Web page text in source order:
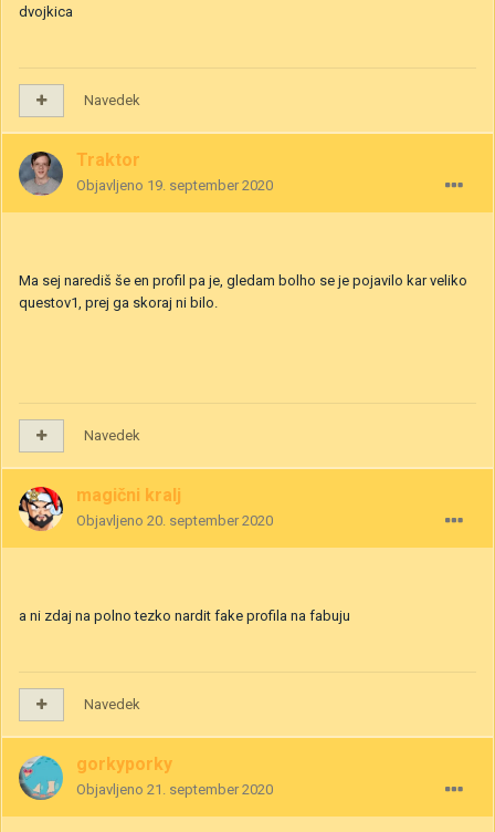
dvojkica
Navedek
Traktor
Objavljeno 19. september 2020
Ma sej narediš še en profil pa je, gledam bolho se je pojavilo kar veliko
questov1, prej ga skoraj ni bilo.
Navedek
magični kralj
Objavljeno 20. september 2020
a ni zdaj na polno tezko nardit fake profila na fabuju
Navedek
gorkyporky
Objavljeno 21. september 2020